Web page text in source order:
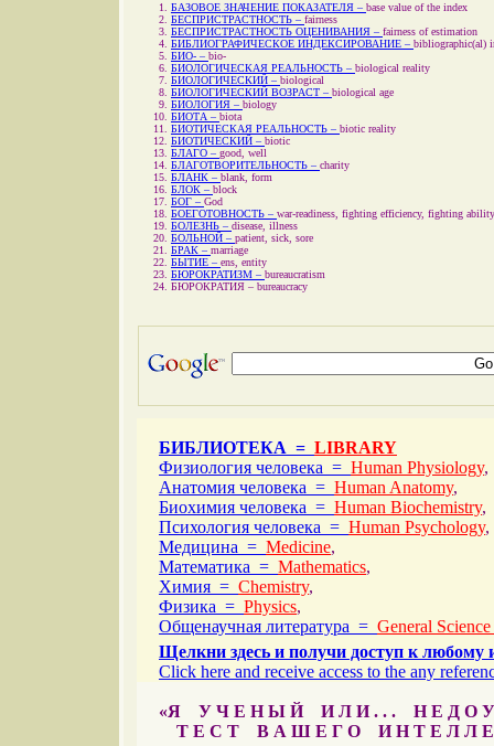
БАЗОВОЕ ЗНАЧЕНИЕ ПОКАЗАТЕЛЯ – base value of the index
БЕСПРИСТРАСТНОСТЬ – fairness
БЕСПРИСТРАСТНОСТЬ ОЦЕНИВАНИЯ – fairness of estimation
БИБЛИОГРАФИЧЕСКОЕ ИНДЕКСИРОВАНИЕ – bibliographic(al)
БИО- – bio-
БИОЛОГИЧЕСКАЯ РЕАЛЬНОСТЬ – biological reality
БИОЛОГИЧЕСКИЙ – biological
БИОЛОГИЧЕСКИЙ ВОЗРАСТ – biological age
БИОЛОГИЯ – biology
БИОТА – biota
БИОТИЧЕСКАЯ РЕАЛЬНОСТЬ – biotic reality
БИОТИЧЕСКИЙ – biotic
БЛАГО – good, well
БЛАГОТВОРИТЕЛЬНОСТЬ – charity
БЛАНК – blank, form
БЛОК – block
БОГ – God
БОЕГОТОВНОСТЬ – war-readiness, fighting efficiency, fighting
БОЛЕЗНЬ – disease, illness
БОЛЬНОЙ – patient, sick, sore
БРАК – marriage
БЫТИЕ – ens, entity
БЮРОКРАТИЗМ – bureaucratism
БЮРОКРАТИЯ – bureaucracy
БИБЛИОТЕКА = LIBRARY
Физиология человека = Human Physiology,
Анатомия человека = Human Anatomy,
Биохимия человека = Human Biochemistry,
Психология человека = Human Psychology,
Медицина = Medicine,
Математика = Mathematics,
Химия = Chemistry,
Физика = Physics,
Общенаучная литература = General
Щелкни здесь и получи доступ к любому
Click here and receive access to the any
«Я У Ч Е Н Ы Й И Л И . . . Н Е Д О У
Т Е С Т В А Ш Е Г О И Н Т Е Л Л Е